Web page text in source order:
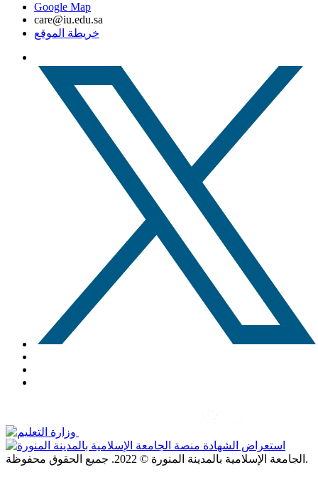
Google Map
care@iu.edu.sa
خريطة الموقع
الجامعة الإسلامية بالمدينة المنورة © 2022 . جميع الحقوق محفوظة.